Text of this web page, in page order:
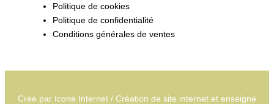
Politique de cookies
Politique de confidentialité
Conditions générales de ventes
Créé par Icone Internet / Création de site internet et enseigne